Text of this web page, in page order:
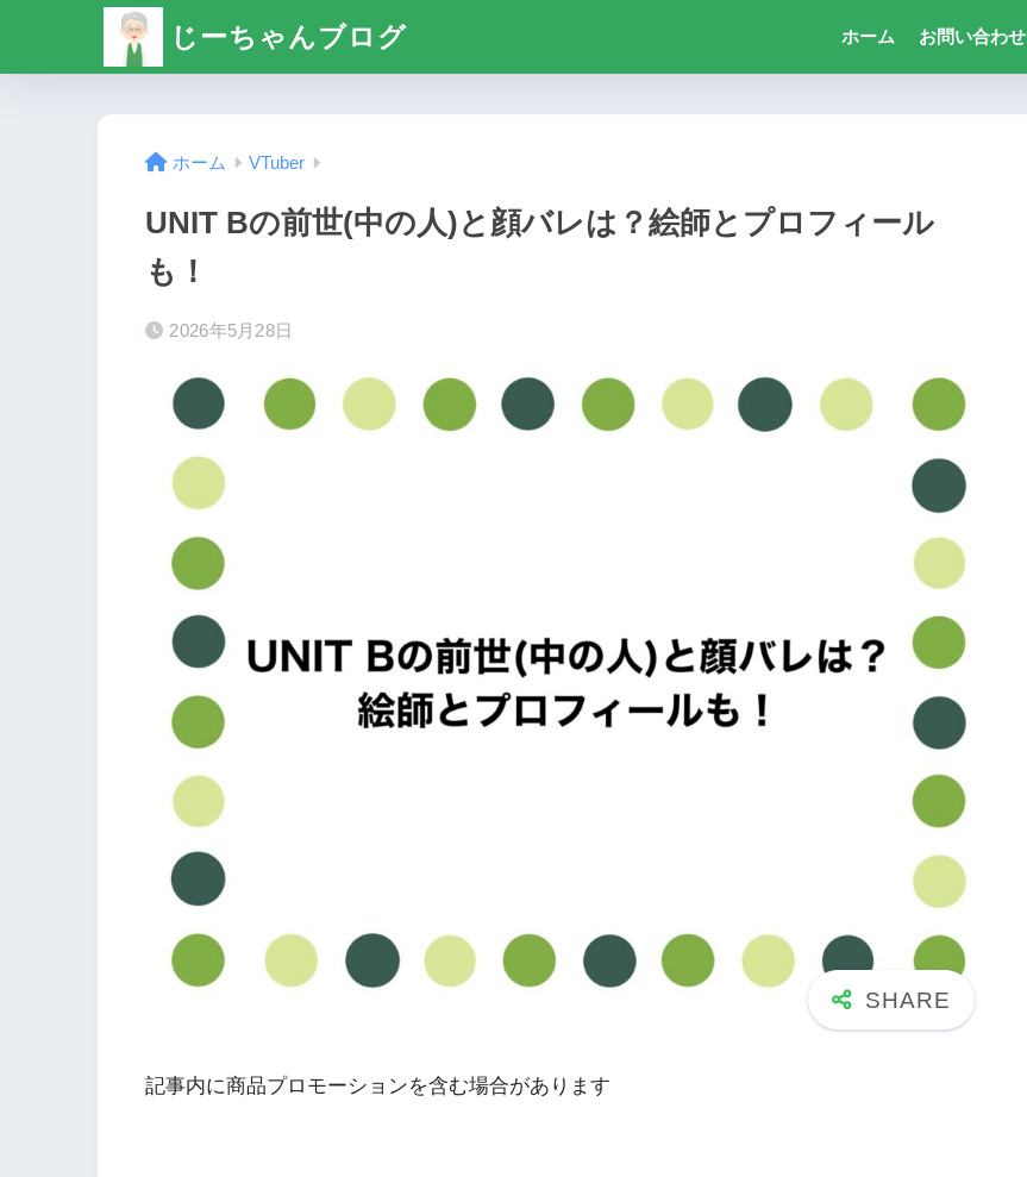
じーちゃんブログ ホーム お問い合わせ
ホーム VTuber
UNIT Bの前世(中の人)と顔バレは？絵師とプロフィール
も！
2026年5月28日
記事内に商品プロモーションを含む場合があります